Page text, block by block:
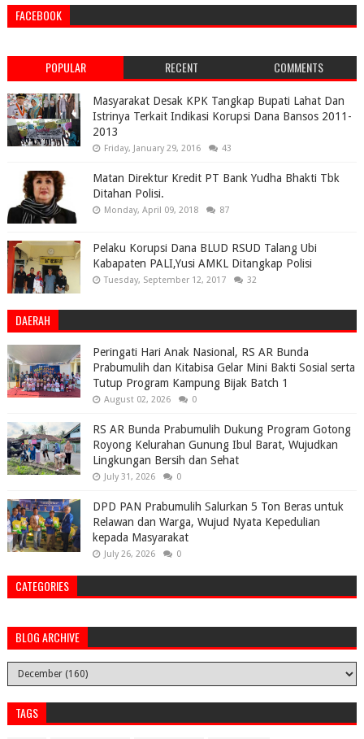
FACEBOOK
POPULAR RECENT COMMENTS
Masyarakat Desak KPK Tangkap Bupati Lahat Dan
Istrinya Terkait Indikasi Korupsi Dana Bansos 2011-
2013
Friday, January 29, 2016 43
Matan Direktur Kredit PT Bank Yudha Bhakti Tbk
Ditahan Polisi.
Monday, April 09, 2018 87
Pelaku Korupsi Dana BLUD RSUD Talang Ubi
Kabapaten PALI,Yusi AMKL Ditangkap Polisi
Tuesday, September 12, 2017 32
DAERAH
Peringati Hari Anak Nasional, RS AR Bunda
Prabumulih dan Kitabisa Gelar Mini Bakti Sosial serta
Tutup Program Kampung Bijak Batch 1
August 02, 2026 0
RS AR Bunda Prabumulih Dukung Program Gotong
Royong Kelurahan Gunung Ibul Barat, Wujudkan
Lingkungan Bersih dan Sehat
July 31, 2026 0
DPD PAN Prabumulih Salurkan 5 Ton Beras untuk
Relawan dan Warga, Wujud Nyata Kepedulian
kepada Masyarakat
July 26, 2026 0
CATEGORIES
BLOG ARCHIVE
TAGS